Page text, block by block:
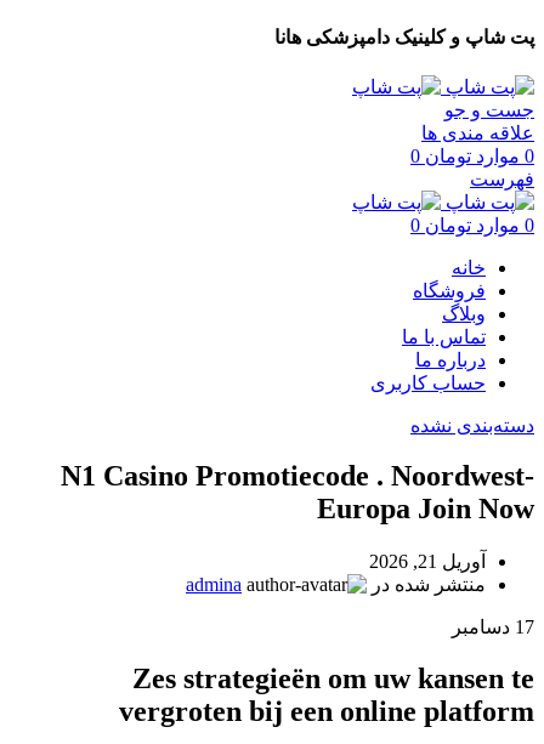
پت شاپ و کلینیک دامپزشکی هانا
جست و جو
علاقه مندی ها
0 موارد تومان
فهرست
0 موارد تومان
خانه
فروشگاه
وبلاگ
تماس با ما
درباره ما
حساب کاربری
دسته‌بندی نشده
N1 Casino Promotiecode . Noordwest-
Europa Join Now
آوریل 21, 2026
منتشر شده در
admina
17 دسامبر
Zes strategieën om uw kansen te
vergroten bij een online platform